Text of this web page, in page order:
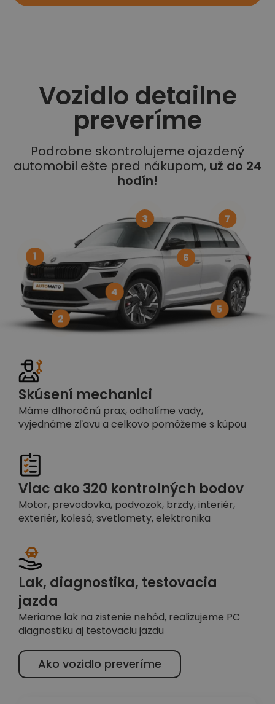
Vozidlo detailne
preveríme
Podrobne skontrolujeme ojazdený
automobil ešte pred nákupom, už do 24
hodín!
Skúsení mechanici
Máme dlhoročnú prax, odhalíme vady,
vyjednáme zľavu a celkovo pomôžeme s kúpou
Viac ako 320 kontrolných bodov
Motor, prevodovka, podvozok, brzdy, interiér,
exteriér, kolesá, svetlomety, elektronika
Lak, diagnostika, testovacia
jazda
Meriame lak na zistenie nehôd, realizujeme PC
diagnostiku aj testovaciu jazdu
Ako vozidlo preveríme
1
2
3
4
5
6
7